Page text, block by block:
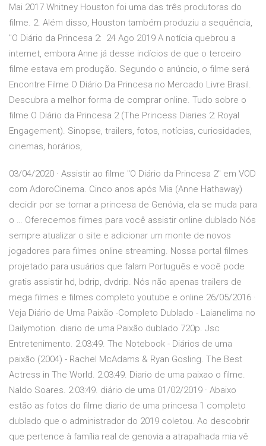
Mai 2017 Whitney Houston foi uma das três produtoras do
filme. 2. Além disso, Houston também produziu a sequência,
"O Diário da Princesa 2: 24 Ago 2019 A notícia quebrou a
internet, embora Anne já desse indícios de que o terceiro
filme estava em produção. Segundo o anúncio, o filme será
Encontre Filme O Diário Da Princesa no Mercado Livre Brasil.
Descubra a melhor forma de comprar online. Tudo sobre o
filme O Diário da Princesa 2 (The Princess Diaries 2: Royal
Engagement). Sinopse, trailers, fotos, notícias, curiosidades,
cinemas, horários,
03/04/2020 · Assistir ao filme "O Diário da Princesa 2" em VOD
com AdoroCinema. Cinco anos após Mia (Anne Hathaway)
decidir por se tornar a princesa de Genóvia, ela se muda para
o … Oferecemos filmes para você assistir online dublado Nós
sempre atualizar o site e adicionar um monte de novos
jogadores para filmes online streaming. Nossa portal filmes
projetado para usuários que falam Português e você pode
gratis assistir hd, bdrip, dvdrip. Nós não apenas trailers de
mega filmes e filmes completo youtube e online 26/05/2016 ·
Veja Diário de Uma Paixão -Completo Dublado - Laianelima no
Dailymotion. diario de uma Paixão dublado 720p. Jsc
Entretenimento. 2:03:49. The Notebook - Diários de uma
paixão (2004) - Rachel McAdams & Ryan Gosling. The Best
Actress in The World. 2:03:49. Diario de uma paixao o filme.
Naldo Soares. 2:03:49. diário de uma 01/02/2019 · Abaixo
estão as fotos do filme diario de uma princesa 1 completo
dublado que o administrador do 2019 coletou. Ao descobrir
que pertence à família real de genovia a atrapalhada mia vê